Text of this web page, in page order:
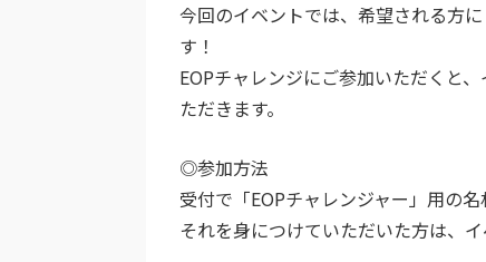
今回のイベントでは、希望される方
す！
EOPチャレンジにご参加いただくと
ただきます。
◎参加方法
受付で「EOPチャレンジャー」用の
それを身につけていただいた方は、